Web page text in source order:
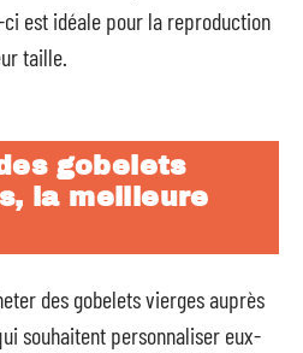
est idéale pour la reproduction
taille.
gobelets
la meilleure
des gobelets vierges auprès
souhaitent personnaliser eux-